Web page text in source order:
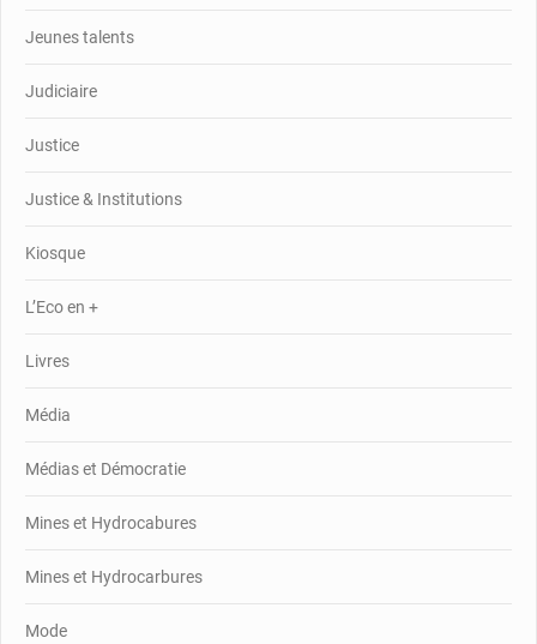
Jeunes talents
Judiciaire
Justice
Justice & Institutions
Kiosque
L’Eco en +
Livres
Média
Médias et Démocratie
Mines et Hydrocabures
Mines et Hydrocarbures
Mode